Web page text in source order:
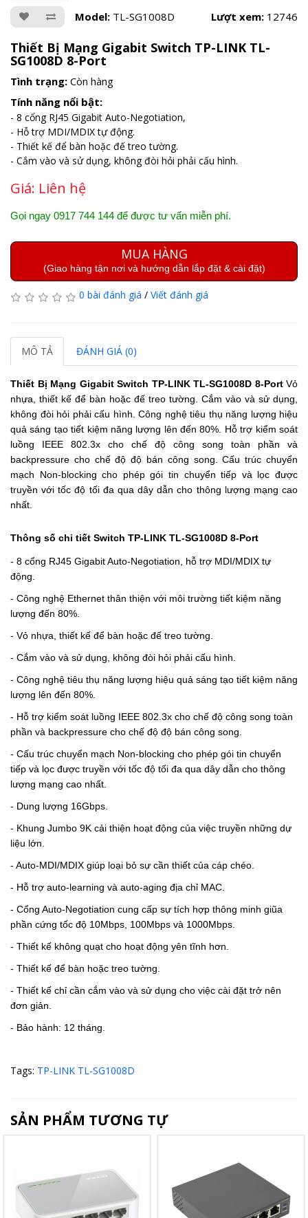
Model: TL-SG1008D Lượt xem: 12746
Thiết Bị Mạng Gigabit Switch TP-LINK TL-
SG1008D 8-Port
Tình trạng: Còn hàng
Tính năng nổi bật:
- 8 cổng RJ45 Gigabit Auto-Negotiation,
- Hỗ trợ MDI/MDIX tự động.
- Thiết kế để bàn hoặc đế treo tường.
- Cắm vào và sử dụng, không đòi hỏi phải cấu hình.
Giá: Liên hệ
Gọi ngay 0917 744 144 để được tư vấn miễn phí.
MUA HÀNG
(Giao hàng tận nơi và hướng dẫn lắp đặt & cài đặt)
0 bài đánh giá / Viết đánh giá
MÔ TẢ ĐÁNH GIÁ (0)
Thiết Bị Mạng Gigabit Switch TP-LINK TL-SG1008D 8-Port Vỏ
nhựa, thiết kế để bàn hoặc đế treo tường
Cắm vào và sử dụng,
không đòi hỏi phải cấu hình Công nghệ tiêu thụ năng lượng hiệu
quả sáng tạo tiết kiệm năng lượng lên đến 80%
Hỗ trợ kiểm soát
luồng IEEE 802.3x cho chế độ công song toàn phần và
backpressure cho chế độ độ bán công song
Cấu trúc chuyển
mạch Non-blocking cho phép gói tin chuyển tiếp và lọc được
truyền với tốc độ tối đa qua dây dẫn cho thông lượng mạng cao
nhất.
Thông số chi tiết Switch TP-LINK TL-SG1008D 8-Port
- 8 cổng RJ45 Gigabit Auto-Negotiation, hỗ trợ MDI/MDIX tự
động
- Công nghệ Ethernet thân thiện với môi trường tiết kiệm năng
lượng đến 80%
- Vỏ nhựa, thiết kế để bàn hoặc đế treo tường
- Cắm vào và sử dụng, không đòi hỏi phải cấu hình
- Công nghệ tiêu thụ năng lượng hiệu quả sáng tạo tiết kiệm năng
lượng lên đến 80%
- Hỗ trợ kiểm soát luồng IEEE 802.3x cho chế độ công song toàn
phần và backpressure cho chế độ độ bán công song
- Cấu trúc chuyển mạch Non-blocking cho phép gói tin chuyển
tiếp và lọc được truyền với tốc độ tối đa qua dây dẫn cho thông
lượng mạng cao nhất.
- Dung lượng 16Gbps
- Khung Jumbo 9K cải thiện hoạt động của việc truyền những dự
liệu lớn
- Auto-MDI/MDIX giúp loại bỏ sự cần thiết của cáp chéo
- Hỗ trợ auto-learning và auto-aging địa chỉ MAC
- Cổng Auto-Negotiation cung cấp sự tích hợp thông minh giũa
phần cứng tốc độ 10Mbps, 100Mbps và 1000Mbps
- Thiết kế không quạt cho hoạt động yên tĩnh hơn
- Thiết kế để bàn hoặc treo tường
- Thiết kế chỉ cần cắm vào và sử dụng cho việc cài đặt trở nên
đơn giản
- Bảo hành: 12 tháng.
Tags: TP-LINK TL-SG1008D
SẢN PHẨM TƯƠNG TỰ